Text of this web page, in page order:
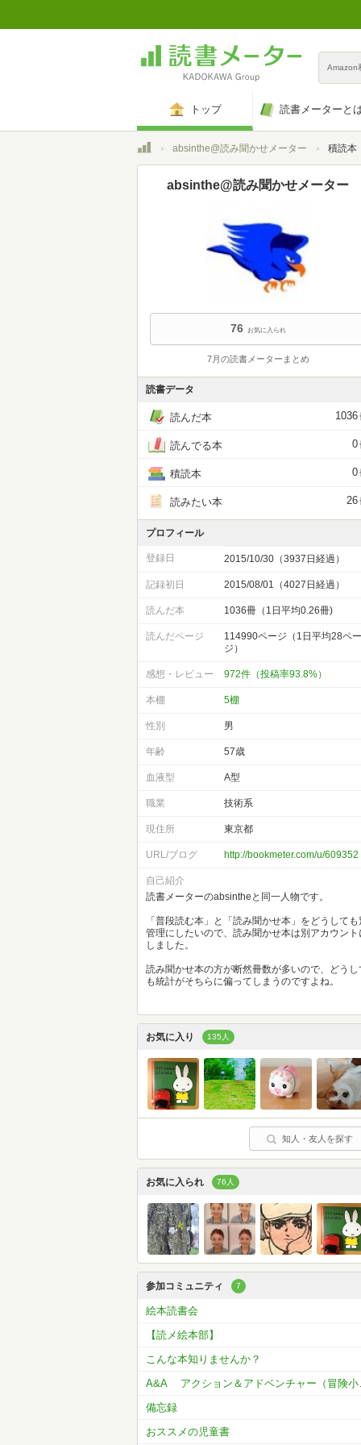
Amazon
トップ 読書メーターと
トップabsinthe@読み聞かせメーター 積読本
absinthe@読み聞かせメーター
76 お気に入られ
7月の読書メーターまとめ
読書データ
読んだ本 1036
読んでる本 0
積読本 0
読みたい本 26
プロフィール
登録日 2015/10/30（3937日経過）
記録初日 2015/08/01（4027日経過）
読んだ本 1036冊（1日平均0.26冊)
読んだページ
114990ページ（1日平均28ペー
ジ）
感想・レビュー 972件（投稿率93.8%）
本棚 5棚
性別 男
年齢 57歳
血液型 A型
職業 技術系
現住所 東京都
URL/ブログ http://bookmeter.com/u/609352
自己紹介
読書メーターのabsintheと同一人物です。
「普段読む本」と「読み聞かせ本」をどうしても
管理にしたいので、読み聞かせ本は別アカウント
しました。
読み聞かせ本の方が断然冊数が多いので、どうし
も統計がそちらに偏ってしまうのですよね。
お気に入り 135人
知人・友人を探す
お気に入られ 76人
参加コミュニティ 7
絵本読書会
【読メ絵本部】
こんな本知りませんか？
A&A
備忘録
おススメの児童書